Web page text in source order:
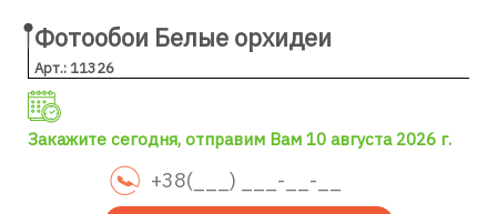
Фотообои Белые орхидеи
Арт.: 11326
Закажите сегодня, отправим Вам 10 августа 2026 г.